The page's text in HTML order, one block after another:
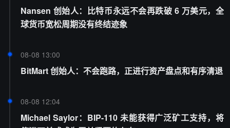
Nansen 创始人：比特币永远不会再跌破 6 万美元，全
球货币宽松周期没有终结迹象
08-08 13:00
BitMart 创始人：不会跑路，正进行资产盘点和有序清退
08-08 12:04
Michael Saylor：BIP-110 未能获得广泛矿工支持，将